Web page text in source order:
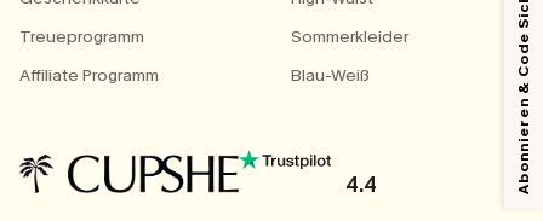
Treueprogramm
Affiliate Programm
Sommerkleider
Blau-Weiß
4.4 Abonnieren & Code Sichern